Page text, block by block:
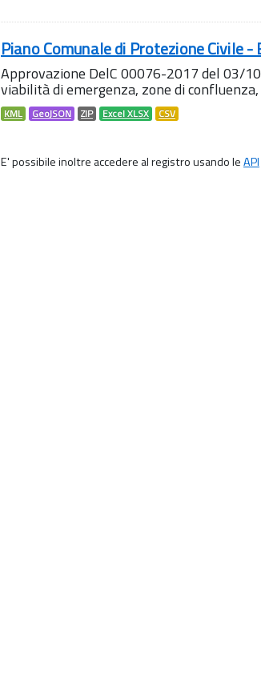
Piano Comunale di Protezione Civile
Approvazione DelC 00076-2017 del 03/
viabilità di emergenza, zone di
KML GeoJSON ZIP Excel XLSX CSV
E' possibile inoltre accedere al registro usando leAPI